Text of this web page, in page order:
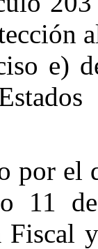
e)
por el
11
Fiscal